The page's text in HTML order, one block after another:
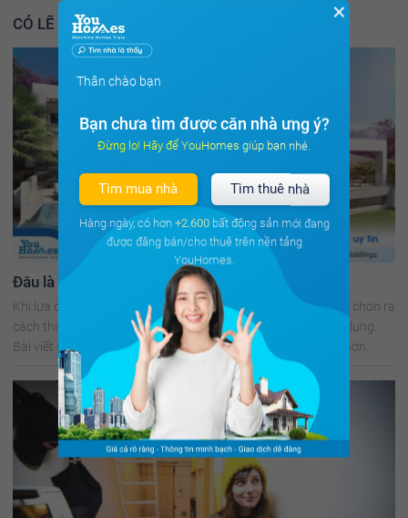
CÓ LẼ BẠN NÊN ĐỌC THÊM
Đâu là thiết kế biệt thự 2 tầng lý tưởng cho bạn?
Khi lựa chọn thiết kế biệt thự 2 tầng, bạn sẽ phải đau đầu lựa chọn ra
cách thiết kế hợp lý nhất để vừa đảm bảo thẩm mỹ vừa tiện dụng.
Bài viết sau YouHomes sẽ giúp bạn có sự lựa chọn dễ dàng hơn.
✕
Thân chào bạn
Bạn chưa tìm được căn nhà ưng ý?
Đừng lo! Hãy để YouHomes giúp bạn nhé.
Tìm mua nhà Tìm thuê nhà
Hàng ngày, có hơn +2.600bất động sản mới đang
được đăng bán/cho thuê trên nền tảng
YouHomes.